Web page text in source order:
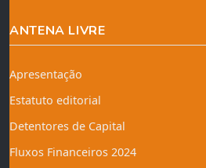
ANTENA LIVRE
Apresentação
Estatuto editorial
Detentores de Capital
Fluxos Financeiros 2024